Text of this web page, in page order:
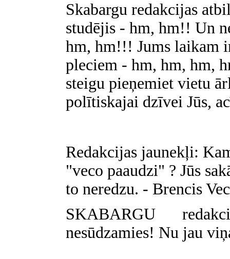
Skabargu redakcijas
studējis - hm, hm!! Un
hm, hm!!! Jums laikam
pleciem - hm, hm, hm,
steigu pieņemiet vietu
polītiskajai dzīvei Jūs,
Redakcijas jaunekļi:
"veco paaudzi" ? Jūs
to neredzu. - Brencis
SKABARGU
nesūdzamies! Nu jau